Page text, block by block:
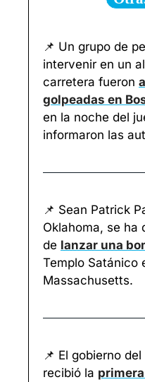
📌 Un grupo de
intervenir en un
carretera fueron
golpeadas en
en la noche del
informaron las
📌 Sean Patrick
Oklahoma, se ha
de lanzar una
Templo Satánico
Massachusetts.
📌 El gobierno
recibió la